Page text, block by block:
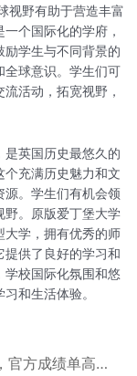
视野有助于营造丰富
个国际化的学府，
学生与不同背景的
全球意识。学生们可
活动，拓宽视野，
是英国历史最悠久的
个充满历史魅力和文
源。学生们有机会领
野。原版爱丁堡大学
大学，拥有优秀的师
提供了良好的学习和
校国际化氛围和悠
和生活体验。
西安大略大学成绩单改分数，官方成绩单高清扫描件定制